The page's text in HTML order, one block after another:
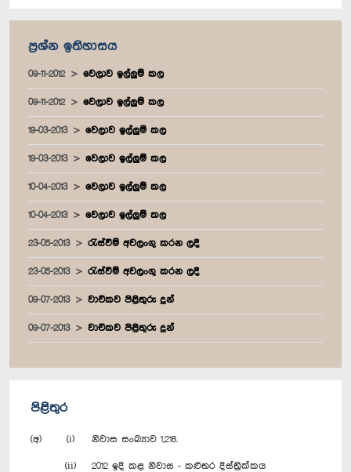
ප්‍රශ්න ඉතිහාසය
09-11-2012 වෙලාව ඉල්ලුම් කල
09-11-2012 වෙලාව ඉල්ලුම් කල
19-03-2013 වෙලාව ඉල්ලුම් කල
19-03-2013 වෙලාව ඉල්ලුම් කල
10-04-2013 වෙලාව ඉල්ලුම් කල
10-04-2013 වෙලාව ඉල්ලුම් කල
23-05-2013 රැස්වීම් අවලංගු කරන ලදී
23-05-2013 රැස්වීම් අවලංගු කරන ලදී
09-07-2013 වාචිකව පිළිතුරු දුන්
09-07-2013 වාචිකව පිළිතුරු දුන්
පිළිතුර
(අ) (i) නිවාස සංඛ්‍යාව 1,218.
(ii) 2012 ඉදි කළ නිවාස - කළුතර දිස්ත්‍රික්කය